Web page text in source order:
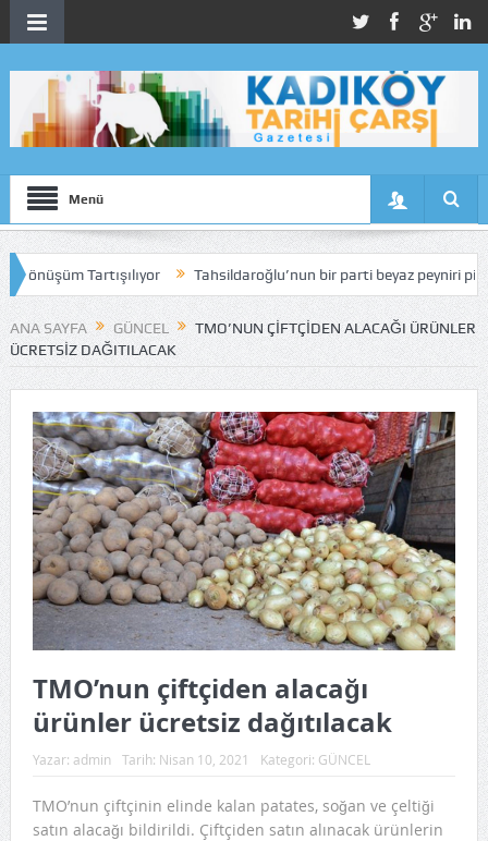
Menü
Tartışılıyor Tahsildaroğlu’nun bir parti beyaz peyniri
ANA SAYFA GÜNCEL
TMO’NUN ÇIFTÇIDEN ALACAĞI ÜRÜNLER
ÜCRETSIZ DAĞITILACAK
TMO’nun çiftçiden alacağı
ürünler ücretsiz dağıtılacak
Yazar: admin Tarih: Nisan 10, 2021 Kategori: GÜNCEL
TMO’nun çiftçinin elinde kalan patates, soğan ve çeltiği
satın alacağı bildirildi. Çiftçiden satın alınacak ürünlerin